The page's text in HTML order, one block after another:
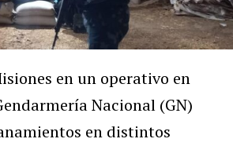
en un operativo en
Nacional (GN)
en distintos